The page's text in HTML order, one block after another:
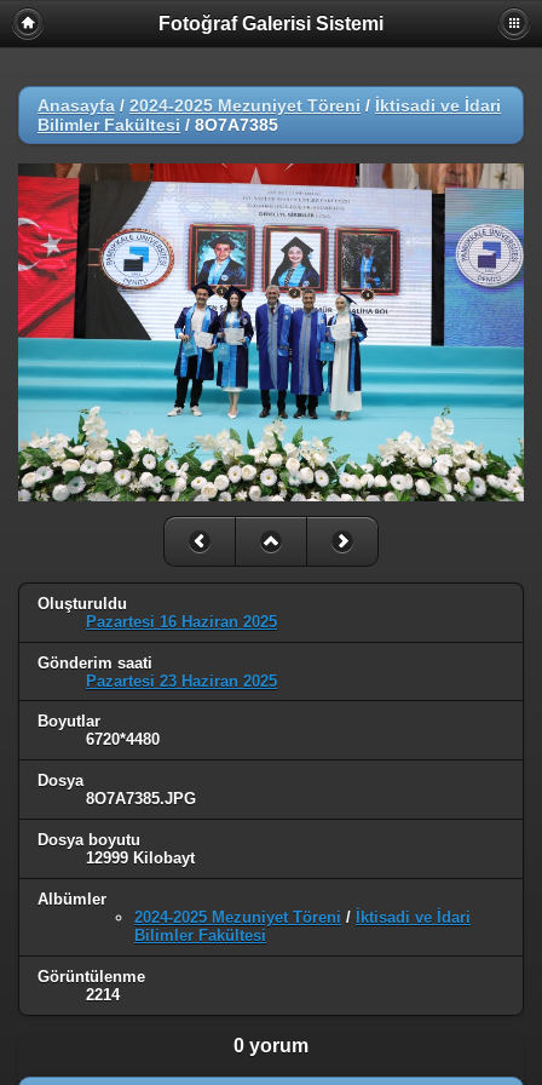
Fotoğraf Galerisi Sistemi
Anasayfa / 2024-2025 Mezuniyet Töreni / İktisadi ve İdari
Bilimler Fakültesi / 8O7A7385
Oluşturuldu
Pazartesi 16 Haziran 2025
Gönderim saati
Pazartesi 23 Haziran 2025
Boyutlar
6720*4480
Dosya
8O7A7385.JPG
Dosya boyutu
12999 Kilobayt
Albümler
2024-2025 Mezuniyet Töreni /
İktisadi ve İdari
Bilimler Fakültesi
Görüntülenme
2214
0 yorum